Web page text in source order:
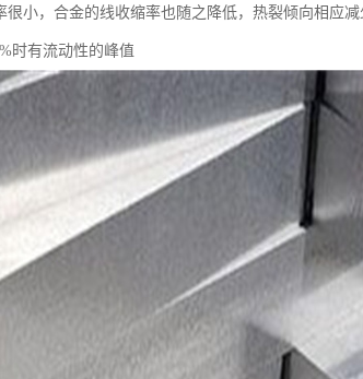
小，合金的线收缩率也随之降低，热裂倾向相应
时有流动性的峰值